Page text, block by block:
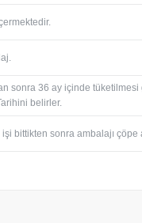
sonra 36 ay içinde
belirler.
bittikten sonra ambalajı çöpe